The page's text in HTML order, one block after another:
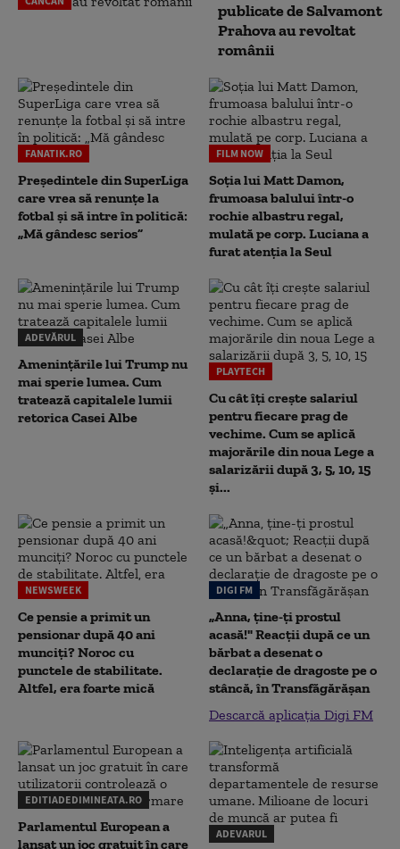
publicate de Salvamont
Prahova au revoltat
românii
FANATIK.RO
Președintele din SuperLiga
care vrea să renunțe la
fotbal și să intre în politică:
„Mă gândesc serios”
FILM NOW
Soția lui Matt Damon,
frumoasa balului într-o
rochie albastru regal,
mulată pe corp. Luciana a
furat atenția la Seul
ADEVĂRUL
Amenințările lui Trump nu
mai sperie lumea. Cum
tratează capitalele lumii
retorica Casei Albe
PLAYTECH
Cu cât îți crește salariul
pentru fiecare prag de
vechime. Cum se aplică
majorările din noua Lege a
salarizării după 3, 5, 10, 15
și...
NEWSWEEK
Ce pensie a primit un
pensionar după 40 ani
munciți? Noroc cu
punctele de stabilitate.
Altfel, era foarte mică
DIGI FM
„Anna, ţine-ţi prostul
acasă!" Reacţii după ce un
bărbat a desenat o
declaraţie de dragoste pe o
stâncă, în Transfăgărăşan
Descarcă aplicația Digi FM
EDITIADEDIMINEATA.RO
Parlamentul European a
lansat un joc gratuit în care
ADEVARUL